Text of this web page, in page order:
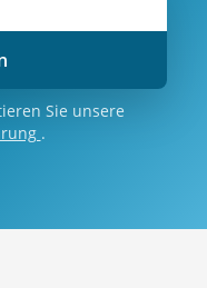
Sie unsere
.